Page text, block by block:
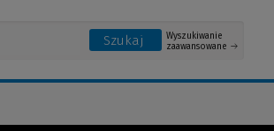
Szukaj
Wyszukiwanie
zaawansowane